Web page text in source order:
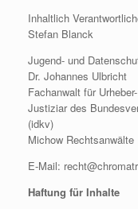
Inhaltlich
Stefan Blanck
Jugend- und
Dr. Johannes Ulbricht
Fachanwalt für
Justiziar des
(idkv)
Michow Rechtsanwälte
E-Mail:
Haftung für Inhalte